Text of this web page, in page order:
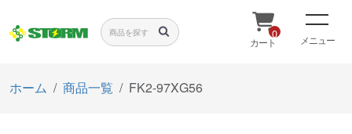
0
カート メニュー
ホーム 商品一覧 FK2-97XG56